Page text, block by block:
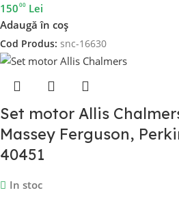
15000 Lei
Adaugă în coș
Cod Produs: snc-16630
Set motor Allis
Massey Ferguson,
40451
In stoc